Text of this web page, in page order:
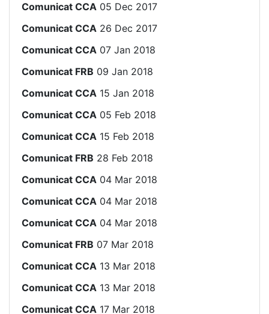
Comunicat CCA 05 Dec 2017
Comunicat CCA 26 Dec 2017
Comunicat CCA 07 Jan 2018
Comunicat FRB 09 Jan 2018
Comunicat CCA 15 Jan 2018
Comunicat CCA 05 Feb 2018
Comunicat CCA 15 Feb 2018
Comunicat FRB 28 Feb 2018
Comunicat CCA 04 Mar 2018
Comunicat CCA 04 Mar 2018
Comunicat CCA 04 Mar 2018
Comunicat FRB 07 Mar 2018
Comunicat CCA 13 Mar 2018
Comunicat CCA 13 Mar 2018
Comunicat CCA 17 Mar 2018